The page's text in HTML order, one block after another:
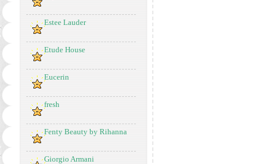
Estee Lauder
Etude House
Eucerin
fresh
Fenty Beauty by Rihanna
Giorgio Armani